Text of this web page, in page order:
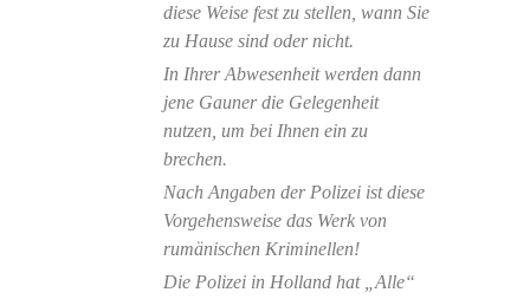
diese Weise fest zu stellen, wann Sie
zu Hause sind oder nicht.
In Ihrer Abwesenheit werden dann
jene Gauner die Gelegenheit
nutzen, um bei Ihnen ein zu
brechen.
Nach Angaben der Polizei ist diese
Vorgehensweise das Werk von
rumänischen Kriminellen!
Die Polizei in Holland hat „Alle“